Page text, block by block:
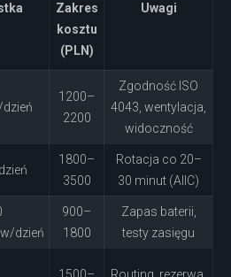
Zakres
kosztu
(PLN)
Uwagi
1200–
2200
Zgodność ISO
4043, wentylacja,
widoczność
1800–
3500
Rotacja co 20–
30 minut (AIIC)
dzień
900–
1800
Zapas baterii,
testy zasięgu